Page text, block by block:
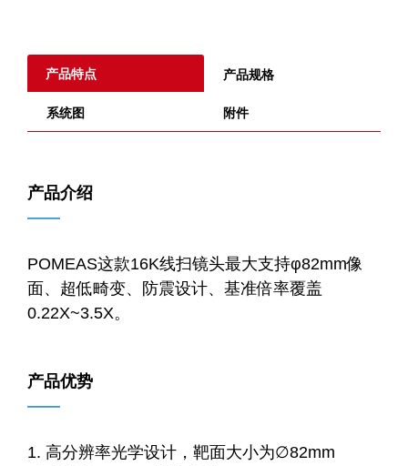
产品特点 产品规格
系统图 附件
产品介绍
——
POMEAS这款16K线扫镜头最大支持φ82mm像
面、超低畸变、防震设计、基准倍率覆盖
0.22X~3.5X。
产品优势
——
1. 高分辨率光学设计，靶面大小为∅82mm